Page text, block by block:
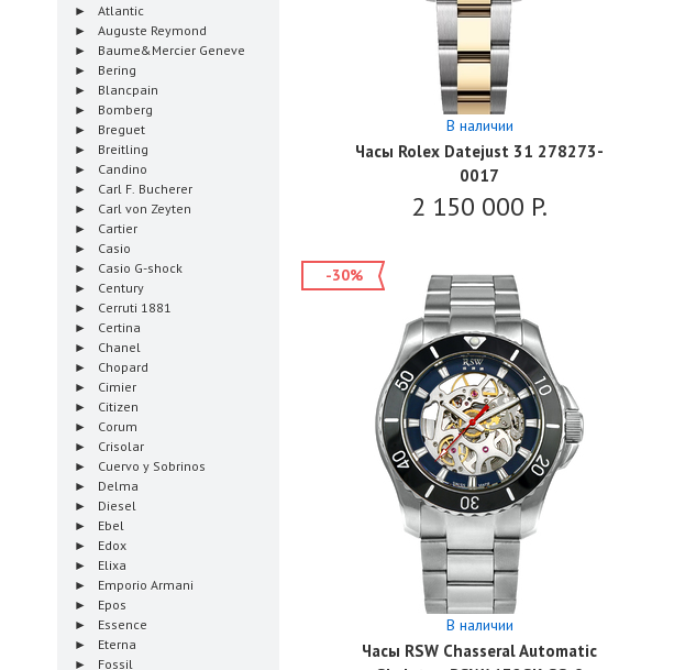
Atlantic
Auguste Reymond
Baume&Mercier Geneve
Bering
Blancpain
Bomberg
Breguet
Breitling
Candino
Carl F. Bucherer
Carl von Zeyten
Cartier
Casio
Casio G-shock
Century
Cerruti 1881
Certina
Chanel
Chopard
Cimier
Citizen
Corum
Crisolar
Cuervo y Sobrinos
Delma
Diesel
Ebel
Edox
Elixa
Emporio Armani
Epos
Essence
Eterna
Fossil
В наличии
Часы Rolex Datejust 31 278273-
0017
2 150 000 P.
В наличии
Часы RSW Chasseral Automatic
-30%